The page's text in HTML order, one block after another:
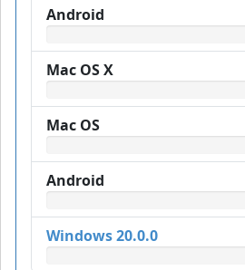
Android
Mac OS X
Mac OS
Android
Windows 20.0.0